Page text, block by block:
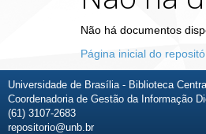
Não há documentos
Página inicial do
Universidade de Brasília - Biblioteca
Coordenadoria de Gestão da Informação
(61) 3107-2683
repositorio@unb.br